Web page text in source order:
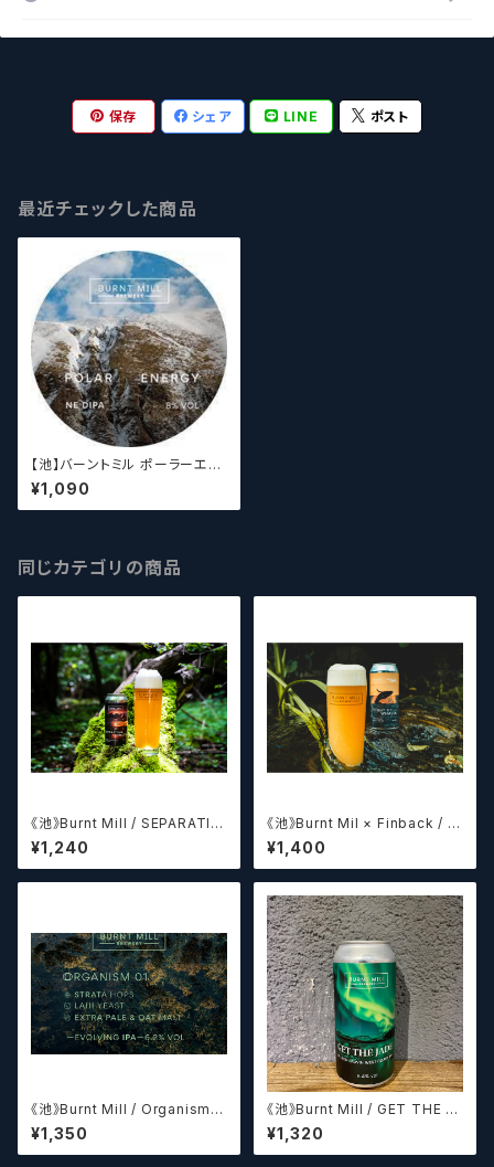
保存 シェア LINE ポスト
最近チェックした商品
【池】バーントミル ポーラーエナ
ジー / Burnt Mill Polar Ener
gy
¥1,090
同じカテゴリの商品
《池》Burnt Mill / SEPARATIN
G CIRCLES
¥1,240
《池》Burnt Mil × Finback / F
LIGHT OF WHALES
¥1,400
《池》Burnt Mill / Organism O
1 オーガニズムO1
¥1,350
《池》Burnt Mill / GET THE J
ADE
¥1,320